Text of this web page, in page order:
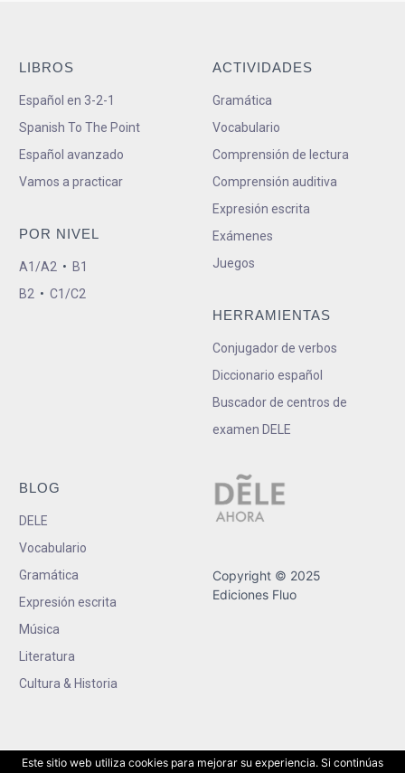
LIBROS
Español en 3-2-1
Spanish To The Point
Español avanzado
Vamos a practicar
POR NIVEL
A1/A2 • B1
B2 • C1/C2
ACTIVIDADES
Gramática
Vocabulario
Comprensión de lectura
Comprensión auditiva
Expresión escrita
Exámenes
Juegos
HERRAMIENTAS
Conjugador de verbos
Diccionario español
Buscador de centros de
examen DELE
BLOG
DELE
Vocabulario
Gramática
Expresión escrita
Música
Literatura
Cultura & Historia
Copyright © 2025
Ediciones Fluo
Este sitio web utiliza cookies para mejorar su experiencia. Si continúas